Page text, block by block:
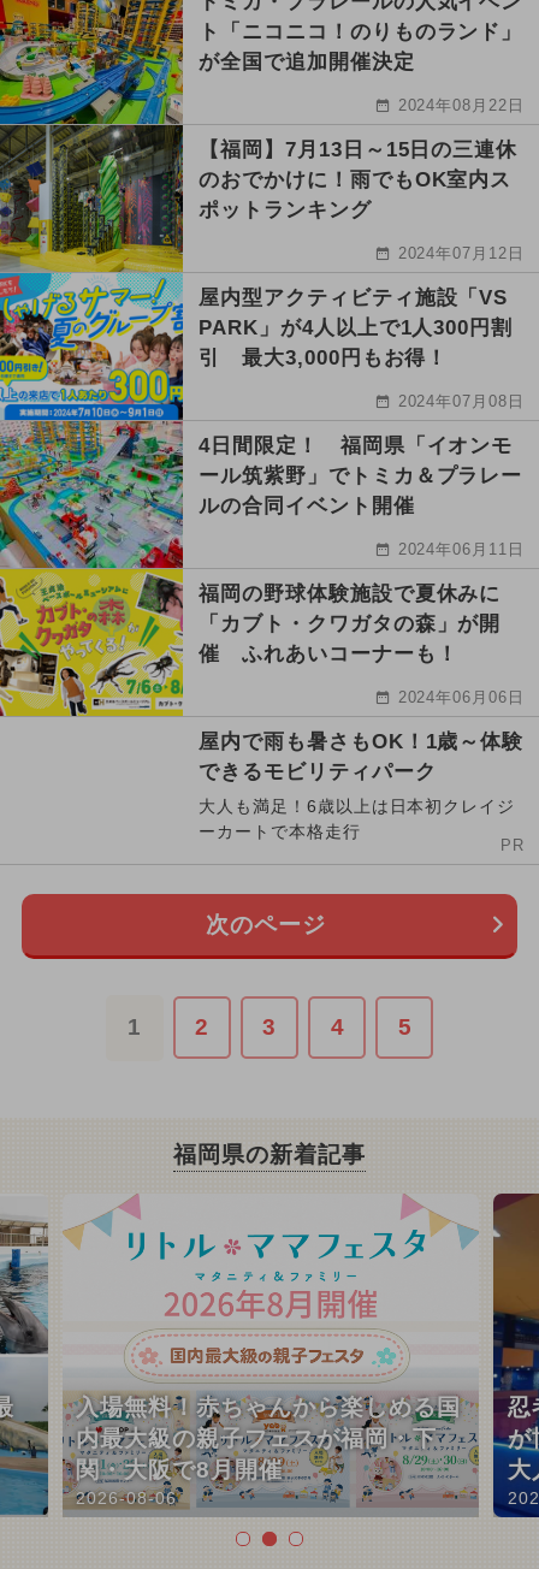
ト「ニコニコ！のりものランド」
が全国で追加開催決定
2024年08月22日
【福岡】7月13日～15日の三連休
のおでかけに！雨でもOK室内ス
ポットランキング
2024年07月12日
屋内型アクティビティ施設「VS
PARK」が4人以上で1人300円割
引 最大3,000円もお得！
2024年07月08日
4日間限定！ 福岡県「イオンモ
ール筑紫野」でトミカ＆プラレー
ルの合同イベント開催
2024年06月11日
福岡の野球体験施設で夏休みに
「カブト・クワガタの森」が開
催 ふれあいコーナーも！
2024年06月06日
屋内で雨も暑さもOK！1歳～体験
できるモビリティパーク
大人も満足！6歳以上は日本初クレイジ
ーカートで本格走行
PR
次のページ
1 2 3 4 5
福岡県の新着記事
入場無料！赤ちゃんから楽しめる国
内最大級の親子フェスが福岡・下
関・大阪で8月開催
2026-08-06
忍
が
大